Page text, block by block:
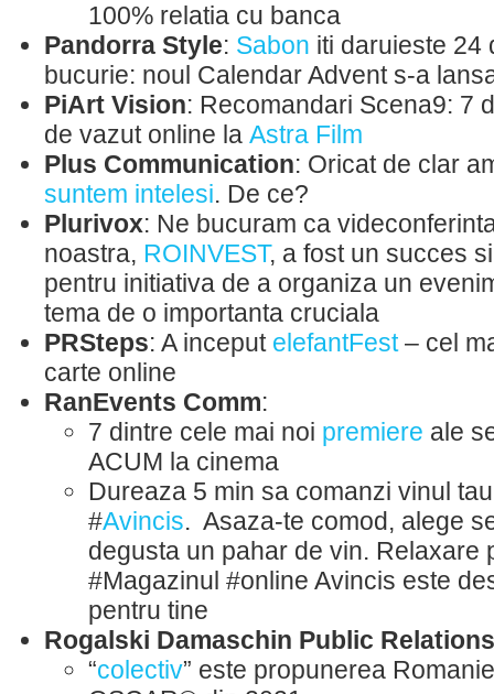
100% relatia cu banca
Pandorra Style: Sabon iti daruieste 24
bucurie: noul Calendar Advent s-a
PiArt Vision: Recomandari Scena9: 7
de vazut online la Astra Film
Plus Communication: Oricat de clar
suntem intelesi. De ce?
Plurivox: Ne bucuram ca
noastra, ROINVEST, a fost un succes
pentru initiativa de a organiza un
tema de o importanta cruciala
PRSteps: A inceput elefantFest– cel
carte online
RanEvents Comm:
7 dintre cele mai noi premiere ale
ACUM la cinema
Dureaza 5 min sa comanzi vinul
#Avincis. Asaza-te comod, alege
degusta un pahar de vin. Relaxare
#Magazinul #online Avincis este
pentru tine
Rogalski Damaschin Public Relations
“colectiv” este propunerea